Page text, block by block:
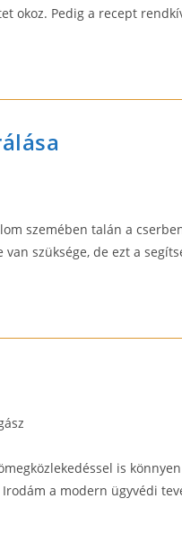
okoz. Pedig a recept
szemében talán a
szüksége, de ezt a
is
a modern ügyvédi